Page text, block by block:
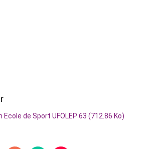
de Sport UFOLEP 63 (712.86 Ko)